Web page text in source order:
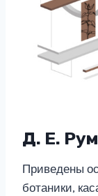
Д. Е.
Приведены
ботаники,